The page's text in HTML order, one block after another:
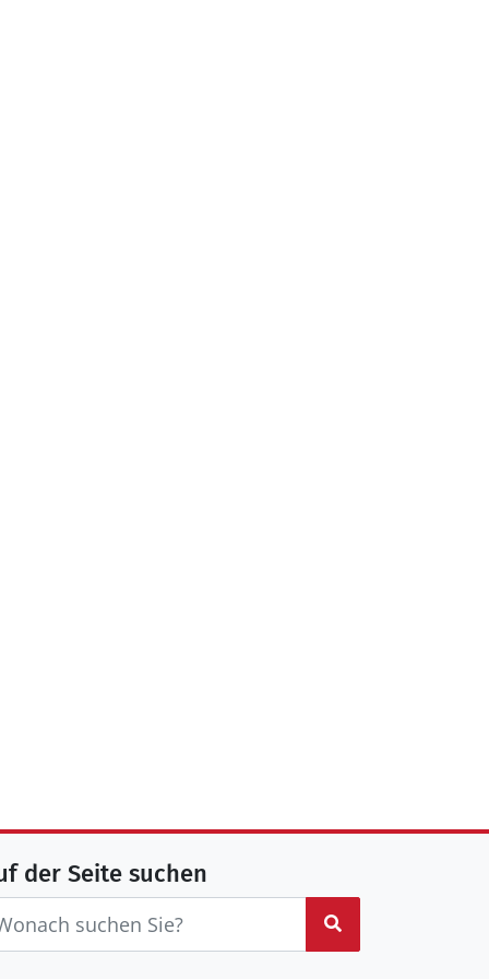
der Seite suchen
Suchen